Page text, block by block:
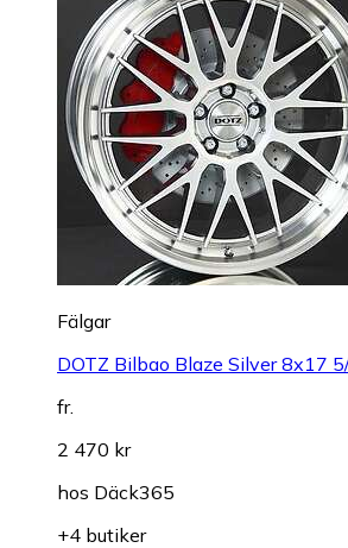
Fälgar
DOTZ Bilbao Blaze Silver 8x17
fr.
2 470 kr
hos Däck365
+4 butiker